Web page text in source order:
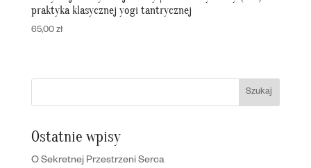
praktyka klasycznej yogi tantrycznej
65,00 zł
Ostatnie wpisy
O Sekretnej Przestrzeni Serca